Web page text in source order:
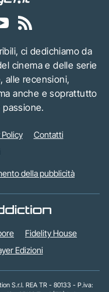
ci dedichiamo da
cinema e delle serie
alle recensioni,
anche e soprattutto
Policy
Contatti
della pubblicità
Fidelity House
Edizioni
S.r.l. REA TR - 80133 - P.iva: